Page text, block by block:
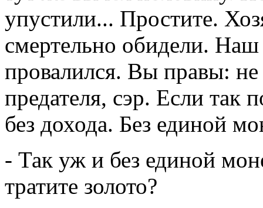
упустили... Простите.
смертельно обидели.
провалился. Вы правы:
предателя, сэр. Если так
без дохода. Без единой
- Так уж и без единой
тратите золото?